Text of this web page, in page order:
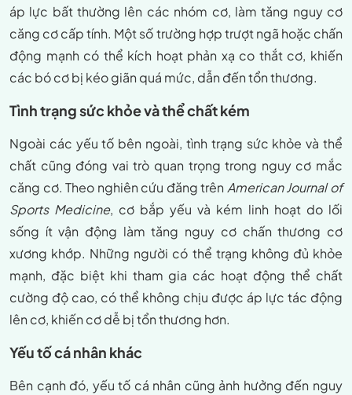
áp lực bất thường lên các nhóm cơ, làm tăng nguy cơ
căng cơ cấp tính. Một số trường hợp trượt ngã hoặc chấn
động mạnh có thể kích hoạt phản xạ co thắt cơ, khiến
các bó cơ bị kéo giãn quá mức, dẫn đến tổn thương.
Tình trạng sức khỏe và thể chất kém
Ngoài các yếu tố bên ngoài, tình trạng sức khỏe và thể
chất cũng đóng vai trò quan trọng trong nguy cơ mắc
căng cơ. Theo nghiên cứu đăng trên American Journal of
Sports Medicine, cơ bắp yếu và kém linh hoạt do lối
sống ít vận động làm tăng nguy cơ chấn thương cơ
xương khớp. Những người có thể trạng không đủ khỏe
mạnh, đặc biệt khi tham gia các hoạt động thể chất
cường độ cao, có thể không chịu được áp lực tác động
lên cơ, khiến cơ dễ bị tổn thương hơn.
Yếu tố cá nhân khác
Bên cạnh đó, yếu tố cá nhân cũng ảnh hưởng đến nguy